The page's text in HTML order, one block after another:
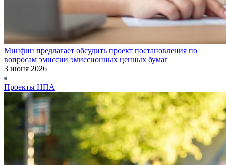
Минфин предлагает обсудить проект постановления по
вопросам эмиссии эмиссионных ценных бумаг
3 июня 2026
Проекты НПА